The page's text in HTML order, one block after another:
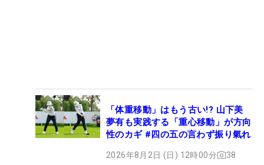
「体重移動」はもう古い!? 山下美
夢有も実践する「重心移動」が方向
性のカギ #四の五の言わず振り氣れ
2026年8月2日 (日) 12時00分 38